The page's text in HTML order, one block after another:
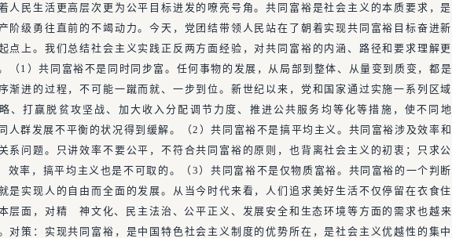
人民生活更高层次更为公平目标进发的嘹亮号角。共同富裕是社会主义的本质要求，是
阶级勇往直前的不竭动力。今天，党团结带领人民站在了朝着实现共同富裕目标奋进新
点上。我们总结社会主义实践正反两方面经验，对共同富裕的内涵、路径和要求理解更
（1）共同富裕不是同时同步富。任何事物的发展，从局部到整体、从量变到质变，都是
渐进的过程，不可能一蹴而就、一步到位。新世纪以来，党和国家通过实施一系列区域
、打赢脱贫攻坚战、加大收入分配调节力度、推进公共服务均等化等措施，使不同地
人群发展不平衡的状况得到缓解。（2）共同富裕不是搞平均主义。共同富裕涉及效率和
系问题。只讲效率不要公平，不符合共同富裕的原则，也背离社会主义的初衷；只求公
率，搞平均主义也是不可取的。（3）共同富裕不是仅物质富裕。共同富裕的一个判断
是实现人的自由而全面的发展。从当今时代来看，人们追求美好生活不仅停留在衣食住
层面，对精 神文化、民主法治、公平正义、发展安全和生态环境等方面的需求也越来
对策：实现共同富裕，是中国特色社会主义制度的优势所在，是社会主义优越性的集中